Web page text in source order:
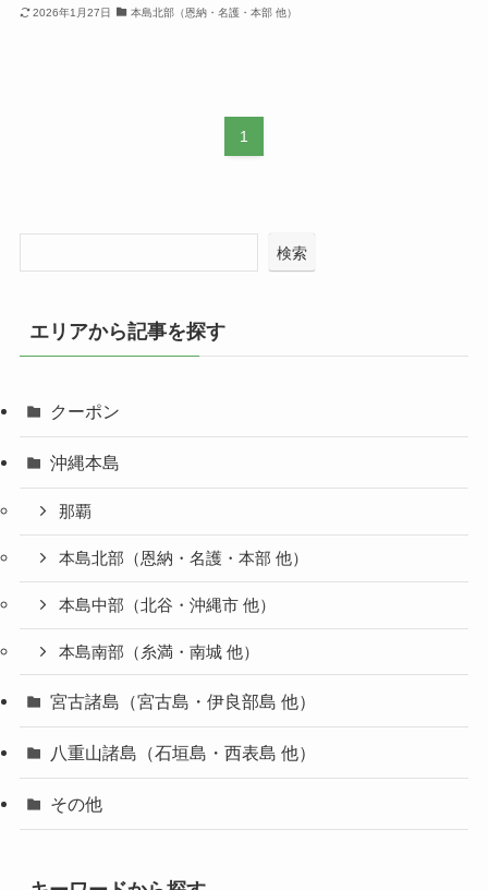
2026年1月27日 本島北部（恩納・名護・本部 他）
1
検索
エリアから記事を探す
クーポン
沖縄本島
那覇
本島北部（恩納・名護・本部 他）
本島中部（北谷・沖縄市 他）
本島南部（糸満・南城 他）
宮古諸島（宮古島・伊良部島 他）
八重山諸島（石垣島・西表島 他）
その他